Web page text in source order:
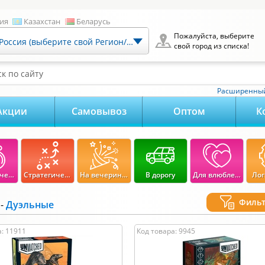
Казахстан Беларусь
Россия (выберите свой Регион/Город)
Пожалуйста, выберите
свой город из списка!
по сайту
Самовывоз Оптом
Экономические Стратегические На вечеринку В дорогу Для влюбленных
-Дуэльные
100-12 400руб. Возраст:
11911 Код товара: 9945